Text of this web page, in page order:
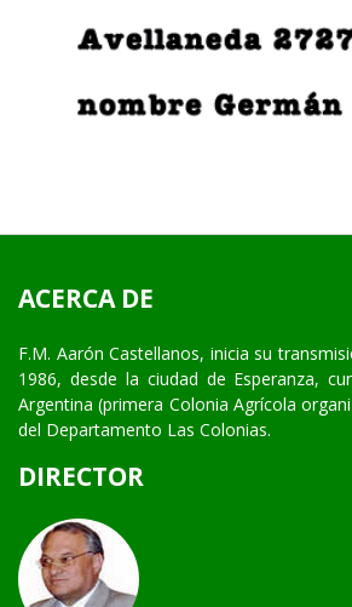
ACERCA DE
F.M. Aarón Castellanos, inicia su
1986, desde la ciudad de Esperanza,
Argentina (primera Colonia Agrícola
del Departamento Las Colonias.
DIRECTOR